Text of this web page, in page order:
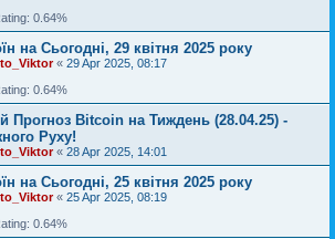
0.64%
на Сьогодні, 29 квітня 2025 року
« 29 Apr 2025, 08:17
0.64%
Прогноз Bitcoin на Тиждень (28.04.25) -
Руху!
« 28 Apr 2025, 14:01
на Сьогодні, 25 квітня 2025 року
« 25 Apr 2025, 08:19
0.64%